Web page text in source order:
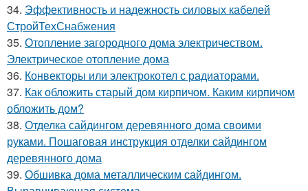
34. Эффективность и надежность силовых кабелей
СтройТехСнабжения
35. Отопление загородного дома электричеством.
Электрическое отопление дома
36. Конвекторы или электрокотел с радиаторами.
37. Как обложить старый дом кирпичом. Каким кирпичом
обложить дом?
38. Отделка сайдингом деревянного дома своими
руками. Пошаговая инструкция отделки сайдингом
деревянного дома
39. Обшивка дома металлическим сайдингом.